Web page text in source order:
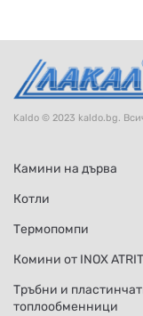
Kaldo © 2023 kaldo.bg.
Камини на дърва
Котли
Термопомпи
Комини от INOX
Тръбни и
топлообменници